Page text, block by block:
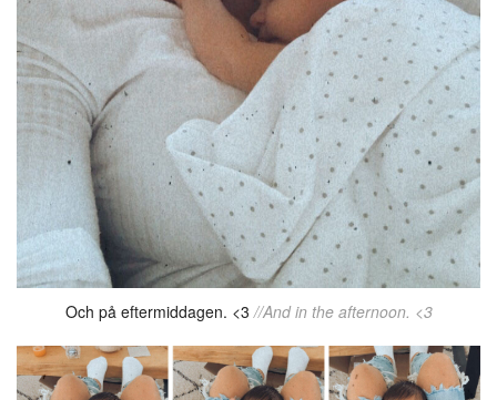
Och på eftermiddagen. <3 //And in the afternoon. <3